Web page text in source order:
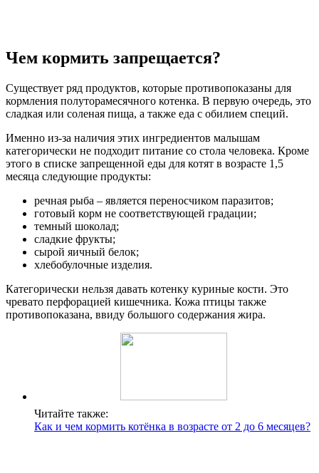
Чем кормить запрещается?
Существует ряд продуктов, которые противопоказаны для
кормления полуторамесячного котенка. В первую очередь, это
сладкая или соленая пища, а также еда с обилием специй.
Именно из-за наличия этих ингредиентов малышам
категорически не подходит питание со стола человека. Кроме
этого в списке запрещенной еды для котят в возрасте 1,5
месяца следующие продукты:
речная рыба – является переносчиком паразитов;
готовый корм не соответствующей градации;
темный шоколад;
сладкие фрукты;
сырой яичный белок;
хлебобулочные изделия.
Категорически нельзя давать котенку куриные кости. Это
чревато перфорацией кишечника. Кожа птицы также
противопоказана, ввиду большого содержания жира.
Читайте также:
Как и чем кормить котёнка в возрасте от 2 до 6 месяцев?